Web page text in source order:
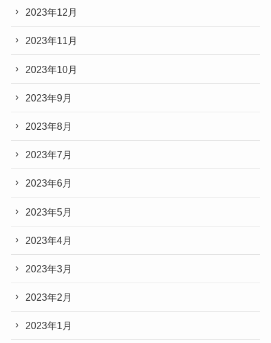
2023年12月
2023年11月
2023年10月
2023年9月
2023年8月
2023年7月
2023年6月
2023年5月
2023年4月
2023年3月
2023年2月
2023年1月